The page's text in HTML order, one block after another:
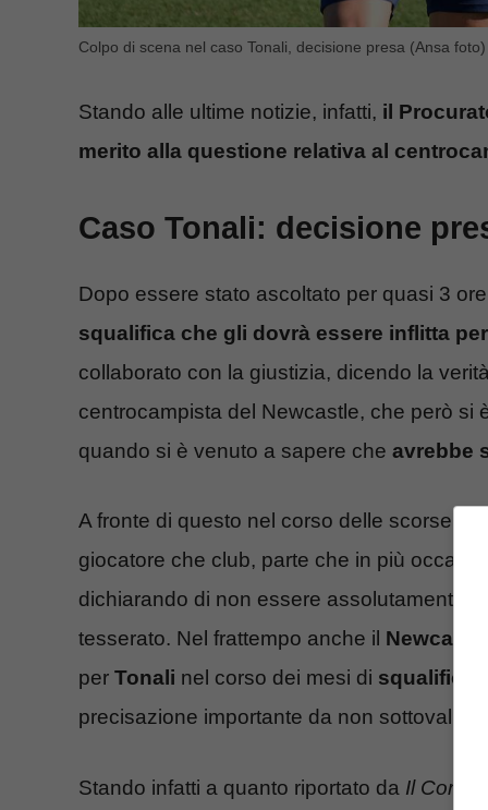
Colpo di scena nel caso Tonali, decisione presa (Ansa
Stando alle ultime notizie, infatti, il
merito alla questione relativa al
Caso Tonali: decisione
Dopo essere stato ascoltato per quasi 3
squalifica che gli dovrà essere inflitta
collaborato con la giustizia, dicendo la
centrocampista del Newcastle, che però si
quando si è venuto a sapere che avrebbe
A fronte di questo nel corso delle scorse
giocatore che club, parte che in più
dichiarando di non essere assolutamente
tesserato. Nel frattempo anche il Newcastle
per Tonali nel corso dei mesi di squalifica
precisazione importante da non
Stando infatti a quanto riportato da Il